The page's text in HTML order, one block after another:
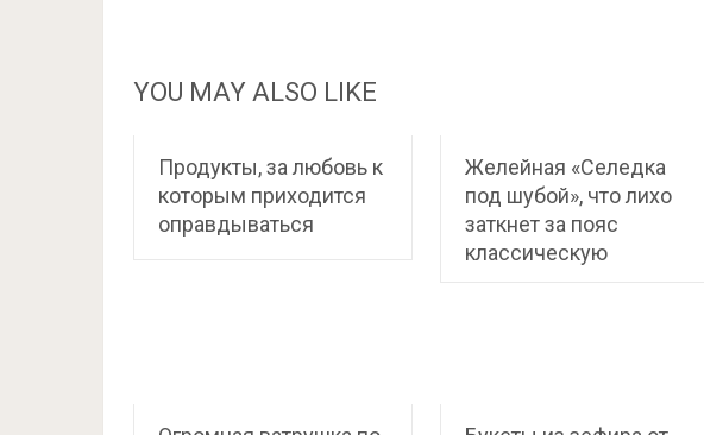
YOU MAY ALSO LIKE
Продукты, за любовь к
которым приходится
оправдываться
Желейная «Селедка
под шубой», что лихо
заткнет за пояс
классическую